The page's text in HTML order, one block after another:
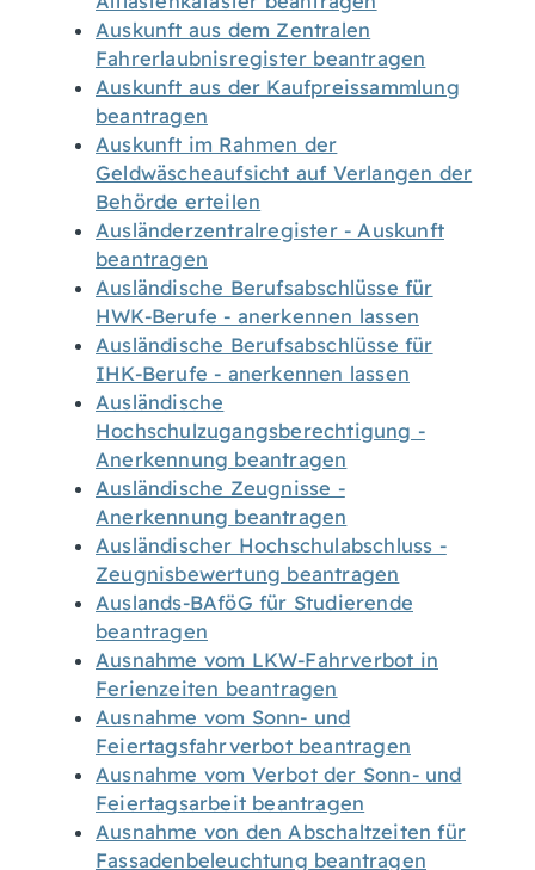
Auskunft aus dem Zentralen
Fahrerlaubnisregister beantragen
Auskunft aus der Kaufpreissammlung
beantragen
Auskunft im Rahmen der
Geldwäscheaufsicht auf Verlangen der
Behörde erteilen
Ausländerzentralregister - Auskunft
beantragen
Ausländische Berufsabschlüsse für
HWK-Berufe - anerkennen lassen
Ausländische Berufsabschlüsse für
IHK-Berufe - anerkennen lassen
Ausländische
Hochschulzugangsberechtigung -
Anerkennung beantragen
Ausländische Zeugnisse -
Anerkennung beantragen
Ausländischer Hochschulabschluss -
Zeugnisbewertung beantragen
Auslands-BAföG für Studierende
beantragen
Ausnahme vom LKW-Fahrverbot in
Ferienzeiten beantragen
Ausnahme vom Sonn- und
Feiertagsfahrverbot beantragen
Ausnahme vom Verbot der Sonn- und
Feiertagsarbeit beantragen
Ausnahme von den Abschaltzeiten für
Fassadenbeleuchtung beantragen